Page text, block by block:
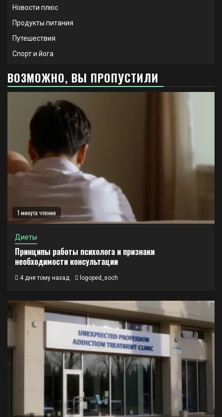
Новости плюс
Продукты питания
Путешествия
Спорт и йога
ВОЗМОЖНО, ВЫ ПРОПУСТИЛИ
1 минута чтение
Диеты
Принципы работы психолога и признаки
необходимости консультации
4 дня тому назад logoped_soch